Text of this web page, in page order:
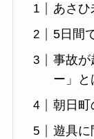
あさひ
5日間
事故が
ー」と
朝日町
遊具に